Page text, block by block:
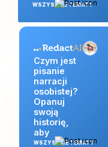
WSZYSTKIE TEMATY
Czym jest
pisanie
narracji
osobistej?
Opanuj
swoją
historię,
aby
WSZYSTKIE TEMATY